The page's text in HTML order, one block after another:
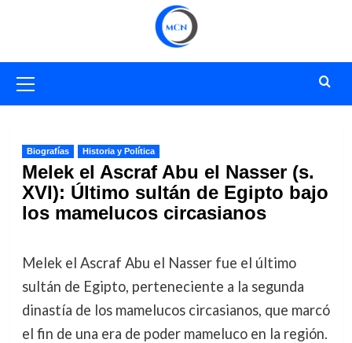
primario
Biografías Historia y Política
Melek el Ascraf Abu el Nasser (s.
XVI): Último sultán de Egipto bajo
los mamelucos circasianos
Melek el Ascraf Abu el Nasser fue el último
sultán de Egipto, perteneciente a la segunda
dinastía de los mamelucos circasianos, que marcó
el fin de una era de poder mameluco en la región.